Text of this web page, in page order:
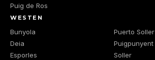
Puig de Ros
WESTEN
Bunyola
Deia
Esporles
Puerto Soller
Puigpunyent
Soller